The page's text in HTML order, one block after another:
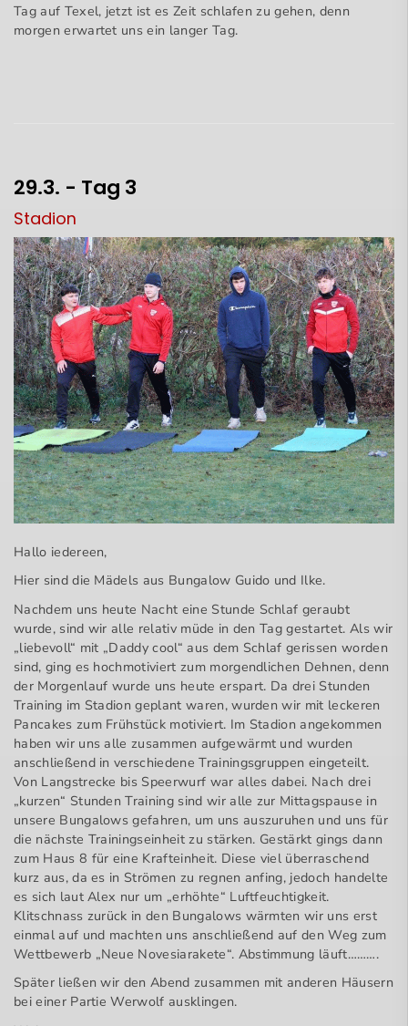
Tag auf Texel, jetzt ist es Zeit schlafen zu gehen, denn
morgen erwartet uns ein langer Tag.
29.3. - Tag 3
Stadion
Hallo iedereen,
Hier sind die Mädels aus Bungalow Guido und Ilke.
Nachdem uns heute Nacht eine Stunde Schlaf geraubt
wurde, sind wir alle relativ müde in den Tag gestartet. Als wir
„liebevoll“ mit „Daddy cool“ aus dem Schlaf gerissen worden
sind, ging es hochmotiviert zum morgendlichen Dehnen, denn
der Morgenlauf wurde uns heute erspart. Da drei Stunden
Training im Stadion geplant waren, wurden wir mit leckeren
Pancakes zum Frühstück motiviert. Im Stadion angekommen
haben wir uns alle zusammen aufgewärmt und wurden
anschließend in verschiedene Trainingsgruppen eingeteilt.
Von Langstrecke bis Speerwurf war alles dabei. Nach drei
„kurzen“ Stunden Training sind wir alle zur Mittagspause in
unsere Bungalows gefahren, um uns auszuruhen und uns für
die nächste Trainingseinheit zu stärken. Gestärkt gings dann
zum Haus 8 für eine Krafteinheit. Diese viel überraschend
kurz aus, da es in Strömen zu regnen anfing, jedoch handelte
es sich laut Alex nur um „erhöhte“ Luftfeuchtigkeit.
Klitschnass zurück in den Bungalows wärmten wir uns erst
einmal auf und machten uns anschließend auf den Weg zum
Wettbewerb „Neue Novesiarakete“. Abstimmung läuft……….
Später ließen wir den Abend zusammen mit anderen Häusern
bei einer Partie Werwolf ausklingen.